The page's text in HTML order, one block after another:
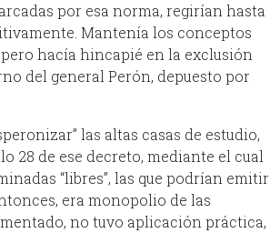
por esa norma, regirían hasta
Mantenía los conceptos
hacía hincapié en la exclusión
del general Perón, depuesto por
las altas casas de estudio,
28 de ese decreto, mediante el cual
“libres”, las que podrían emitir
era monopolio de las
no tuvo aplicación práctica,